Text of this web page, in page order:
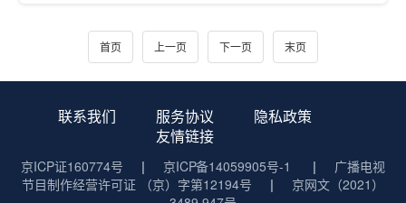
首页 上一页 下一页 末页
联系我们 服务协议
隐私政策
友情链接
京ICP证160774号 | 京ICP备14059905号-1 |
广播电视
节目制作经营许可证 （京）字第12194号
|
京网文（2021）